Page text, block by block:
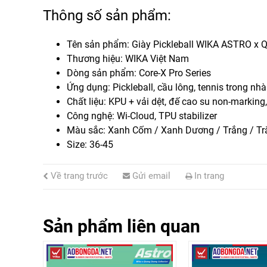
Thông số sản phẩm:
Tên sản phẩm: Giày Pickleball WIKA ASTRO x
Thương hiệu: WIKA Việt Nam
Dòng sản phẩm: Core-X Pro Series
Ứng dụng: Pickleball, cầu lông, tennis trong nhà
Chất liệu: KPU + vải dệt, đế cao su non-
Công nghệ: Wi-Cloud, TPU stabilizer
Màu sắc: Xanh Cốm / Xanh Dương / Trắng /
Size: 36-45
Về trang trước Gửi email In trang
Sản phẩm liên quan